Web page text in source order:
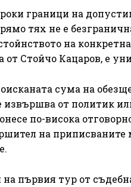
граници на
тях не е
на
от Стойчо Кацаров, е
сума на
извършва от политик
по-висока
на
първия тур от